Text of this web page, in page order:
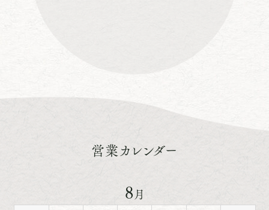
営業カレンダー
8月